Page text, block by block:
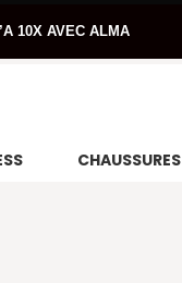
10X AVEC ALMA
CHAUSSURES